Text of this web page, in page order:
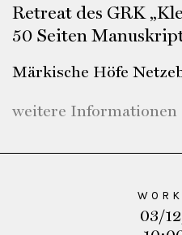
Retreat des GRK
50 Seiten
Märkische Höfe
weitere
03/